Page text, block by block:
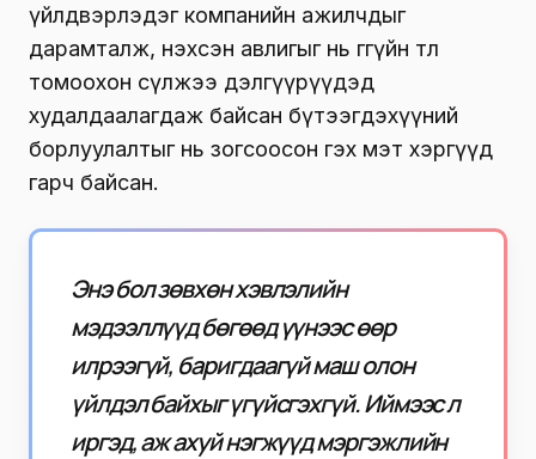
үйлдвэрлэдэг компанийн ажилчдыг
дарамталж, нэхсэн авлигыг нь өгөөгүйн төлөө
томоохон сүлжээ дэлгүүрүүдэд
худалдаалагдаж байсан бүтээгдэхүүний
борлуулалтыг нь зогсоосон гэх мэт хэргүүд
гарч байсан.
Энэ бол зөвхөн хэвлэлийн
мэдээллүүд бөгөөд үүнээс өөр
илрээгүй, баригдаагүй маш олон
үйлдэл байхыг үгүйсгэхгүй. Иймээс л
иргэд, аж ахуй нэгжүүд мэргэжлийн